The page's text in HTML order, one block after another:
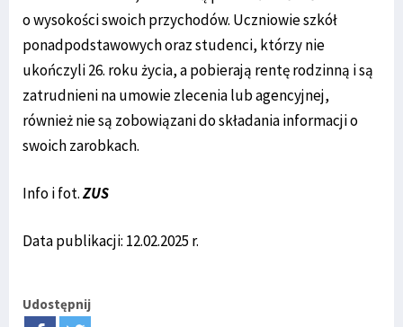
o wysokości swoich przychodów. Uczniowie szkół
ponadpodstawowych oraz studenci, którzy nie
ukończyli 26. roku życia, a pobierają rentę rodzinną i są
zatrudnieni na umowie zlecenia lub agencyjnej,
również nie są zobowiązani do składania informacji o
swoich zarobkach.
Info i fot.ZUS
Data publikacji: 12.02.2025 r.
Udostępnij